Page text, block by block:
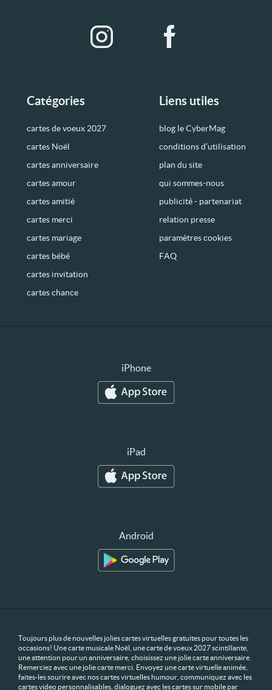
Catégories
cartes de voeux 2027
cartes Noël
cartes anniversaire
cartes amour
cartes amitié
cartes merci
cartes mariage
cartes bébé
cartes invitation
cartes chance
Liens utiles
blog le CyberMag
conditions d’utilisation
plan du site
qui sommes-nous
publicité - partenariat
relation presse
paramètres cookies
FAQ
iPhone
iPad
Android
Toujours plus de nouvelles jolies cartes virtuelles gratuites pour toutes les
occasions! Une carte musicale Noël, une carte de voeux 2027 scintillante,
une attention pour un anniversaire, choisissez une jolie carte anniversaire.
Remerciez avec une jolie carte merci. Envoyez une carte virtuelle animée,
faites-les sourire avec nos cartes virtuelles humour, communiquez avec les
cartes video personnalisables, dialoguez avec les cartes sur mobile par